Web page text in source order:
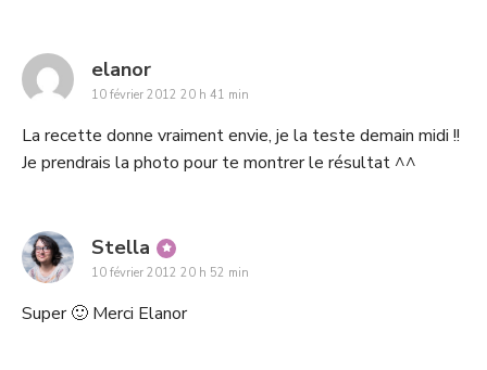
elanorsays:
10 février 2012 20 h 41 min
La recette donne vraiment envie, je la teste demain midi !!
Je prendrais la photo pour te montrer le résultat ^^
Stella says:
10 février 2012 20 h 52 min
Super 🙂 Merci Elanor